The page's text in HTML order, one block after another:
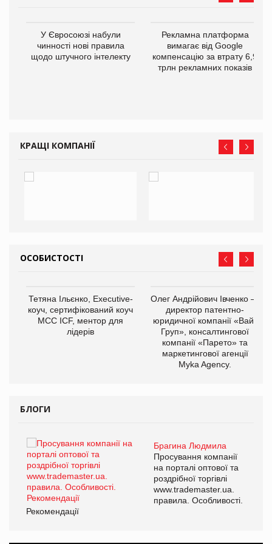
У Євросоюзі набули
чинності нові правила
щодо штучного інтелекту
Рекламна платформа
вимагає від Google
компенсацію за втрату 6,9
трлн рекламних показів
КРАЩІ КОМПАНІЇ
ОСОБИСТОСТІ
Тетяна Ільєнко, Executive-
коуч, сертифікований коуч
МСС ICF, ментор для
лідерів
Олег Андрійович Івченко —
директор патентно-
юридичної компанії «Вайз
Груп», консалтингової
компанії «Парето» та
маркетингової агенції
Myka Agency.
БЛОГИ
Брагина Людмила
Просування компанії
на порталі оптової та
роздрібної торгівлі
www.trademaster.ua.
правила. Особливості.
Рекомендації